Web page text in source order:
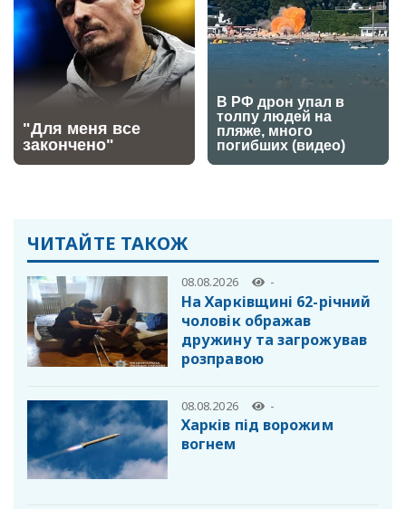
ЧИТАЙТЕ ТАКОЖ
08.08.2026 -
На Харківщині 62-річний
чоловік ображав
дружину та загрожував
розправою
08.08.2026 -
Харків під ворожим
вогнем